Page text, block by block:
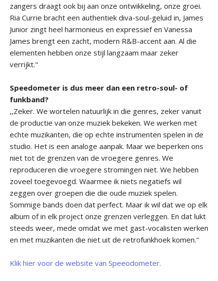
zangers draagt ook bij aan onze ontwikkeling, onze groei.
Ria Currie bracht een authentiek diva-soul-geluid in, James
Junior zingt heel harmonieus en expressief en Vanessa
James brengt een zacht, modern R&B-accent aan. Al die
elementen hebben onze stijl langzaam maar zeker
verrijkt."
Speedometer is dus meer dan een retro-soul- of
funkband?
,,Zeker. We wortelen natuurlijk in die genres, zeker vanuit
de productie van onze muziek bekeken. We werken met
echte muzikanten, die op echte instrumenten spelen in de
studio. Het is een analoge aanpak. Maar we beperken ons
niet tot de grenzen van de vroegere genres. We
reproduceren die vroegere stromingen niet. We hebben
zoveel toegevoegd. Waarmee ik niets negatiefs wil
zeggen over groepen die die oude muziek spelen.
Sommige bands doen dat perfect. Maar ik wil dat we op elk
album of in elk project onze grenzen verleggen. En dat lukt
steeds weer, mede omdat we met gast-vocalisten werken
en met muzikanten die niet uit de retrofunkhoek komen."
Klik hier voor de website van Speeodometer.